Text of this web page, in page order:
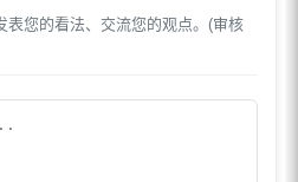
您的看法、交流您的观点。(审核